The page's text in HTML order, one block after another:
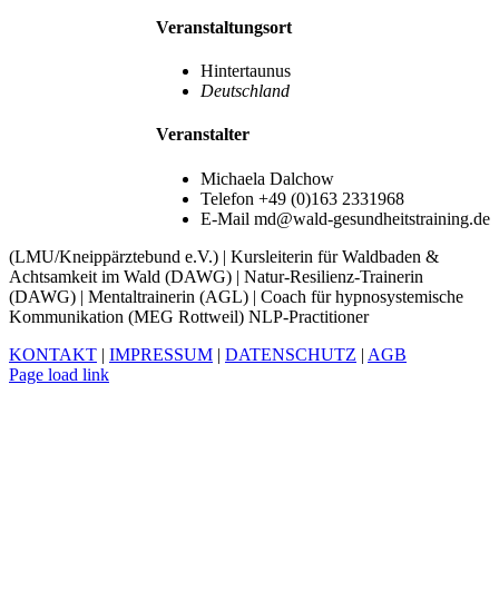
Veranstaltungsort
Hintertaunus
Deutschland
Veranstalter
Michaela Dalchow
Telefon +49 (0)163 2331968
E-Mail md@wald-gesundheitstraining.de
(LMU/Kneippärztebund e.V.) | Kursleiterin für Waldbaden &
Achtsamkeit im Wald (DAWG) | Natur-Resilienz-Trainerin
(DAWG) | Mentaltrainerin (AGL) | Coach für hypnosystemische
Kommunikation (MEG Rottweil) NLP-Practitioner
KONTAKT | IMPRESSUM | DATENSCHUTZ | AGB
Facebook
Xing
LinkedIn
YouTube
Page load link